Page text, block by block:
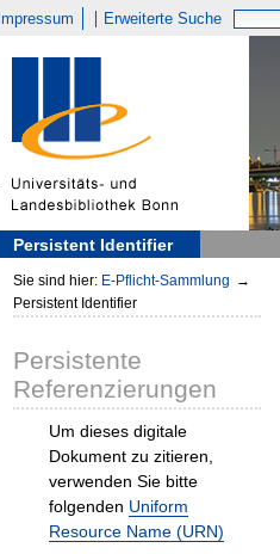
Impressum Erweiterte Suche
Persistent Identifier
Sie sind hier: E-Pflicht-Sammlung →
Persistent Identifier
Persistente
Referenzierungen
Um dieses digitale
Dokument zu zitieren,
verwenden Sie bitte
folgenden Uniform
Resource Name (URN)